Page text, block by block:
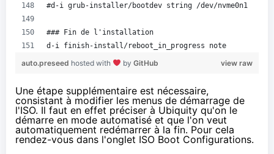
#d-i grub-installer/bootdev string /dev/nvme0n1
### Fin de l'installation
d-i finish-install/reboot_in_progress note
view raw
auto.preseed hosted with by GitHub
Une étape supplémentaire est nécessaire,
consistant à modifier les menus de démarrage de
l'ISO. Il faut en effet préciser à Ubiquity qu'on le
démarre en mode automatisé et que l'on veut
automatiquement redémarrer à la fin. Pour cela
rendez-vous dans l'onglet ISO Boot Configurations.